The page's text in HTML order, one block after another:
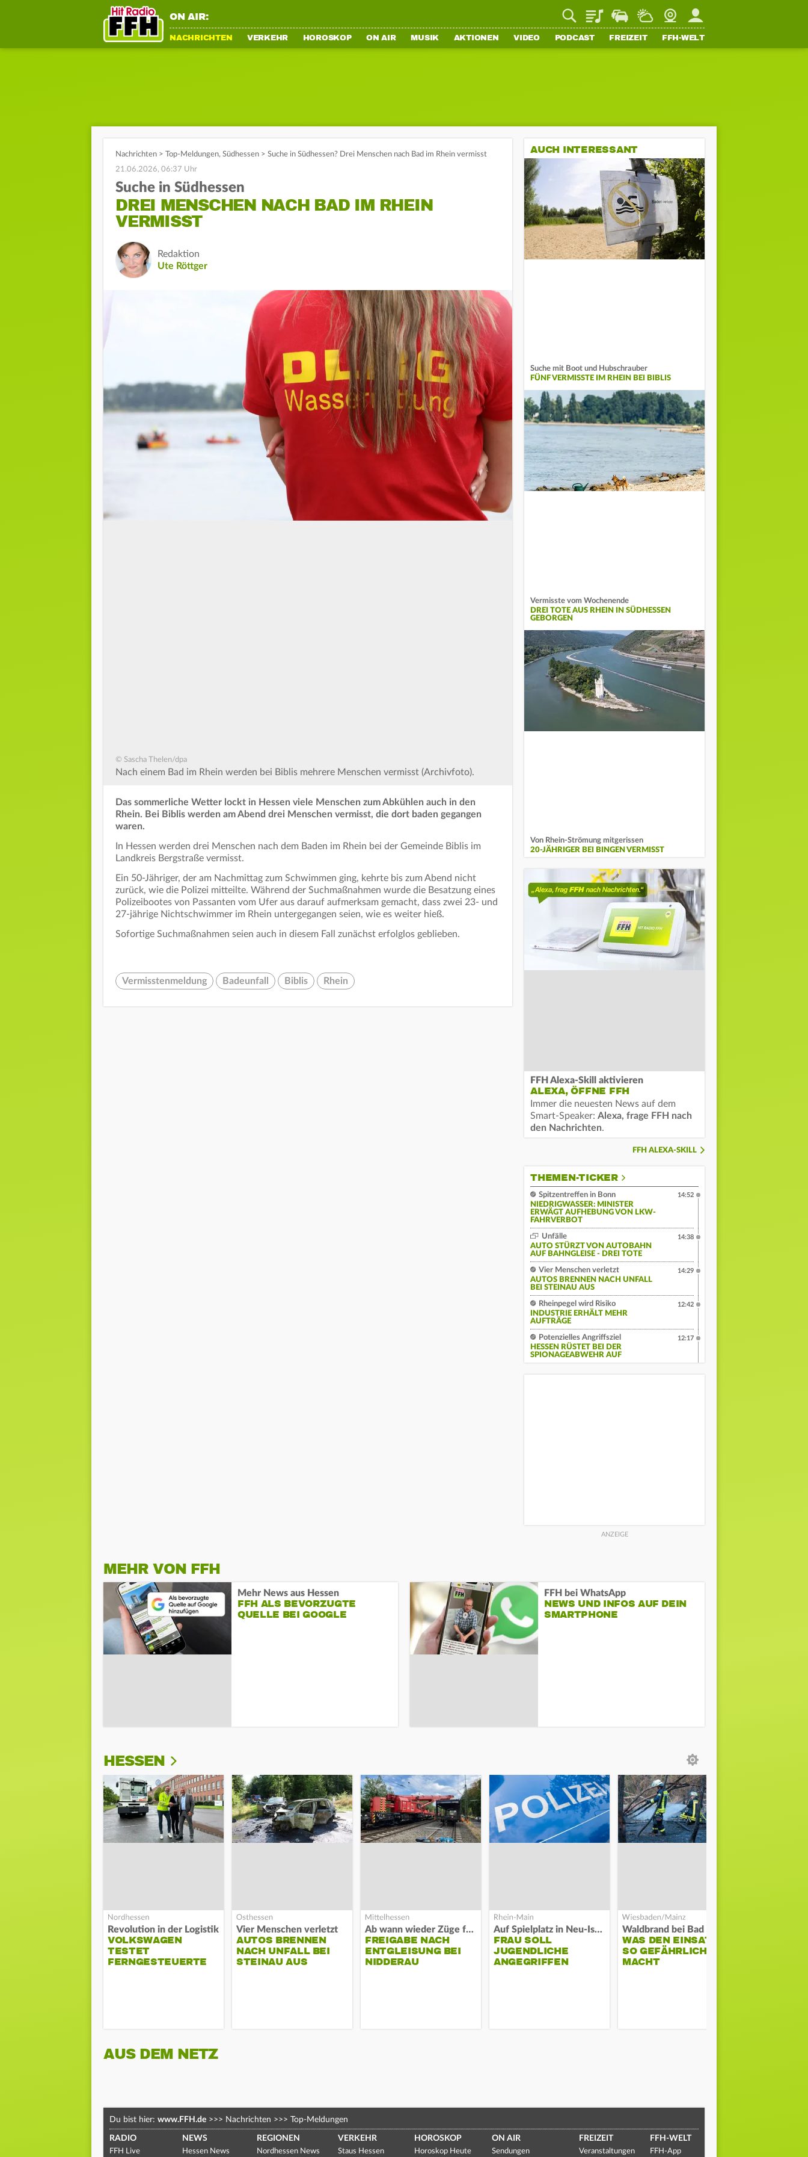
ON AIR: PlaylistStaupilotWetterWebcamMein FFH
NACHRICHTEN VERKEHR HOROSKOP ON AIR MUSIK AKTIONEN VIDEO PODCAST FREIZEIT FFH-WELT
Nachrichten > Top-Meldungen, Südhessen > Suche in Südhessen? Drei Menschen nach Bad im Rhein vermisst
21.06.2026, 06:37 Uhr
Suche in Südhessen
DREI MENSCHEN NACH BAD IM RHEIN
VERMISST
Redaktion
Ute Röttger
© Sascha Thelen/dpa
Nach einem Bad im Rhein werden bei Biblis mehrere Menschen vermisst (Archivfoto).
Das sommerliche Wetter lockt in Hessen viele Menschen zum Abkühlen auch in den
Rhein. Bei Biblis werden am Abend drei Menschen vermisst, die dort baden gegangen
waren.
In Hessen werden drei Menschen nach dem Baden im Rhein bei der Gemeinde Biblis im
Landkreis Bergstraße vermisst.
Ein 50-Jähriger, der am Nachmittag zum Schwimmen ging, kehrte bis zum Abend nicht
zurück, wie die Polizei mitteilte. Während der Suchmaßnahmen wurde die Besatzung eines
Polizeibootes von Passanten vom Ufer aus darauf aufmerksam gemacht, dass zwei 23- und
27-jährige Nichtschwimmer im Rhein untergegangen seien, wie es weiter hieß.
Sofortige Suchmaßnahmen seien auch in diesem Fall zunächst erfolglos geblieben.
Vermisstenmeldung Badeunfall Biblis Rhein
AUCH INTERESSANT
Suche mit Boot und Hubschrauber
FÜNF VERMISSTE IM RHEIN BEI BIBLIS
Vermisste vom Wochenende
DREI TOTE AUS RHEIN IN SÜDHESSEN
GEBORGEN
Von Rhein-Strömung mitgerissen
20-JÄHRIGER BEI BINGEN VERMISST
FFH Alexa-Skill aktivieren
ALEXA, ÖFFNE FFH
Immer die neuesten News auf dem
Smart-Speaker: Alexa, frage FFH nach
den Nachrichten.
FFH ALEXA-SKILL
THEMEN-TICKER
Spitzentreffen in Bonn
NIEDRIGWASSER: MINISTER
ERWÄGT AUFHEBUNG VON LKW-
FAHRVERBOT
14:52
Unfälle
AUTO STÜRZT VON AUTOBAHN
AUF BAHNGLEISE - DREI TOTE
14:38
Vier Menschen verletzt
AUTOS BRENNEN NACH UNFALL
BEI STEINAU AUS
14:29
Rheinpegel wird Risiko
INDUSTRIE ERHÄLT MEHR
AUFTRÄGE
12:42
Potenzielles Angriffsziel
HESSEN RÜSTET BEI DER
SPIONAGEABWEHR AUF
12:17
MEHR VON FFH
Mehr News aus Hessen
FFH ALS BEVORZUGTE
QUELLE BEI GOOGLE
FFH bei WhatsApp
NEWS UND INFOS AUF DEIN
SMARTPHONE
HESSEN
Revolution in der Logistik
VOLKSWAGEN
TESTET
FERNGESTEUERTE
Vier Menschen verletzt
AUTOS BRENNEN
NACH UNFALL BEI
STEINAU AUS
Ab wann wieder Züge fahren
FREIGABE NACH
ENTGLEISUNG BEI
NIDDERAU
Auf Spielplatz in Neu-Isenburg
FRAU SOLL
JUGENDLICHE
ANGEGRIFFEN
WAS DEN EINSATZ
SO GEFÄHRLICH
MACHT
AUS DEM NETZ
Du bist hier: www.FFH.de >>> Nachrichten >>> Top-Meldungen
RADIO
FFH Live
NEWS
Hessen News
REGIONEN
Nordhessen News
VERKEHR
Staus Hessen
HOROSKOP
Horoskop Heute
ON AIR
Sendungen
FREIZEIT
Veranstaltungen
FFH-WELT
FFH-App